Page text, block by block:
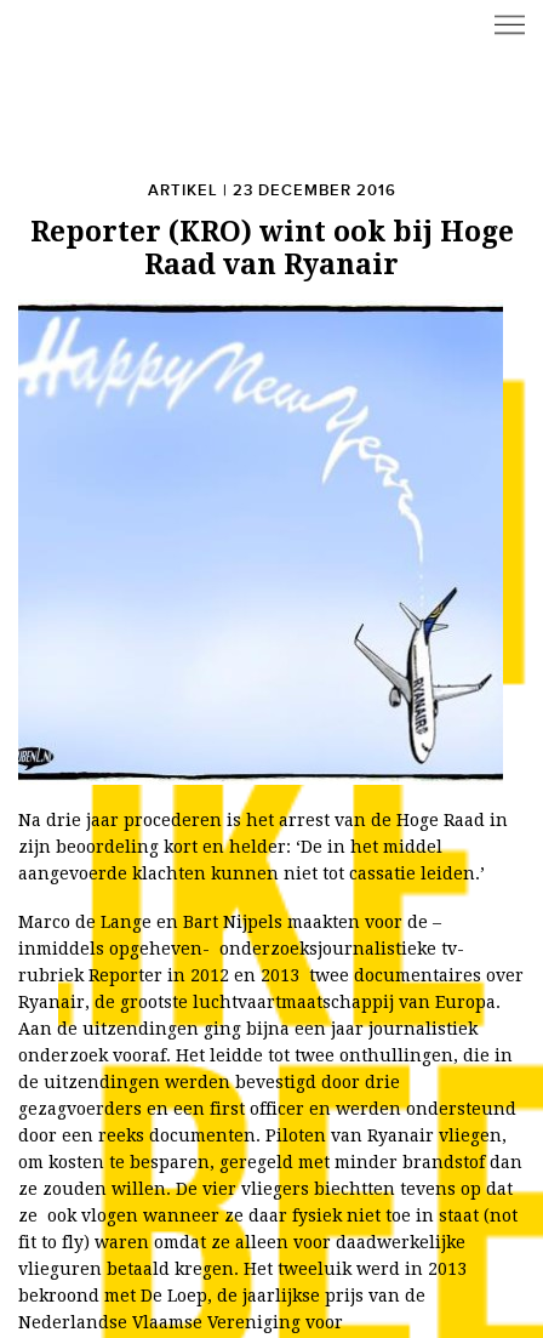
ARTIKEL | 23 DECEMBER 2016
Reporter (KRO) wint ook bij Hoge
Raad van Ryanair
Na drie jaar procederen is het arrest van de Hoge Raad in
zijn beoordeling kort en helder: ‘De in het middel
aangevoerde klachten kunnen niet tot cassatie leiden.’
Marco de Lange en Bart Nijpels maakten voor de –
inmiddels opgeheven- onderzoeksjournalistieke tv-
rubriek Reporter in 2012 en 2013 twee documentaires over
Ryanair, de grootste luchtvaartmaatschappij van Europa.
Aan de uitzendingen ging bijna een jaar journalistiek
onderzoek vooraf. Het leidde tot twee onthullingen, die in
de uitzendingen werden bevestigd door drie
gezagvoerders en een first officer en werden ondersteund
door een reeks documenten. Piloten van Ryanair vliegen,
om kosten te besparen, geregeld met minder brandstof dan
ze zouden willen. De vier vliegers biechtten tevens op dat
ze ook vlogen wanneer ze daar fysiek niet toe in staat (not
fit to fly) waren omdat ze alleen voor daadwerkelijke
vlieguren betaald kregen. Het tweeluik werd in 2013
bekroond met De Loep, de jaarlijkse prijs van de
Nederlandse Vlaamse Vereniging voor